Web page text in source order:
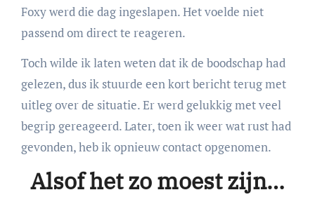
Foxy werd die dag ingeslapen. Het voelde niet
passend om direct te reageren.
Toch wilde ik laten weten dat ik de boodschap had
gelezen, dus ik stuurde een kort bericht terug met
uitleg over de situatie. Er werd gelukkig met veel
begrip gereageerd. Later, toen ik weer wat rust had
gevonden, heb ik opnieuw contact opgenomen.
Alsof het zo moest zijn…